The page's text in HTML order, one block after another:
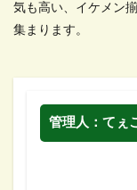
気も高い、イケメン
集まります。
管理人：てぇ